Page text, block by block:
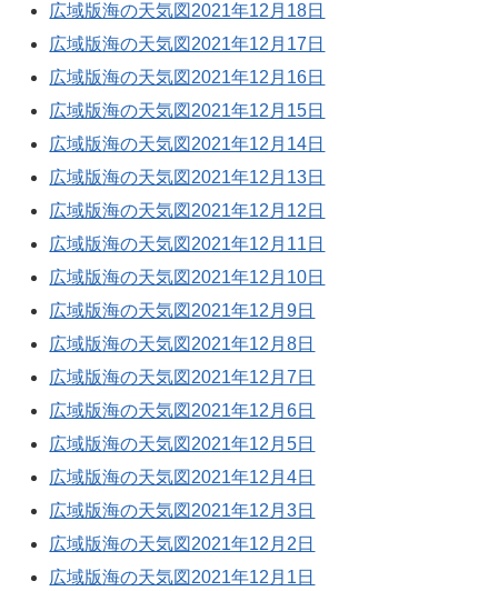
広域版海の天気図2021年12月18日
広域版海の天気図2021年12月17日
広域版海の天気図2021年12月16日
広域版海の天気図2021年12月15日
広域版海の天気図2021年12月14日
広域版海の天気図2021年12月13日
広域版海の天気図2021年12月12日
広域版海の天気図2021年12月11日
広域版海の天気図2021年12月10日
広域版海の天気図2021年12月9日
広域版海の天気図2021年12月8日
広域版海の天気図2021年12月7日
広域版海の天気図2021年12月6日
広域版海の天気図2021年12月5日
広域版海の天気図2021年12月4日
広域版海の天気図2021年12月3日
広域版海の天気図2021年12月2日
広域版海の天気図2021年12月1日